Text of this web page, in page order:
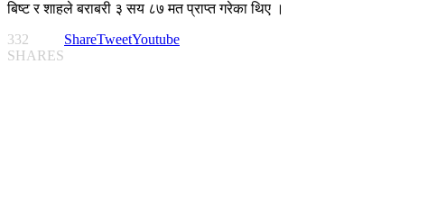
बिष्ट र शाहले बराबरी ३ सय ८७ मत प्राप्त गरेका थिए ।
332
SHARES
ShareTweetYoutube